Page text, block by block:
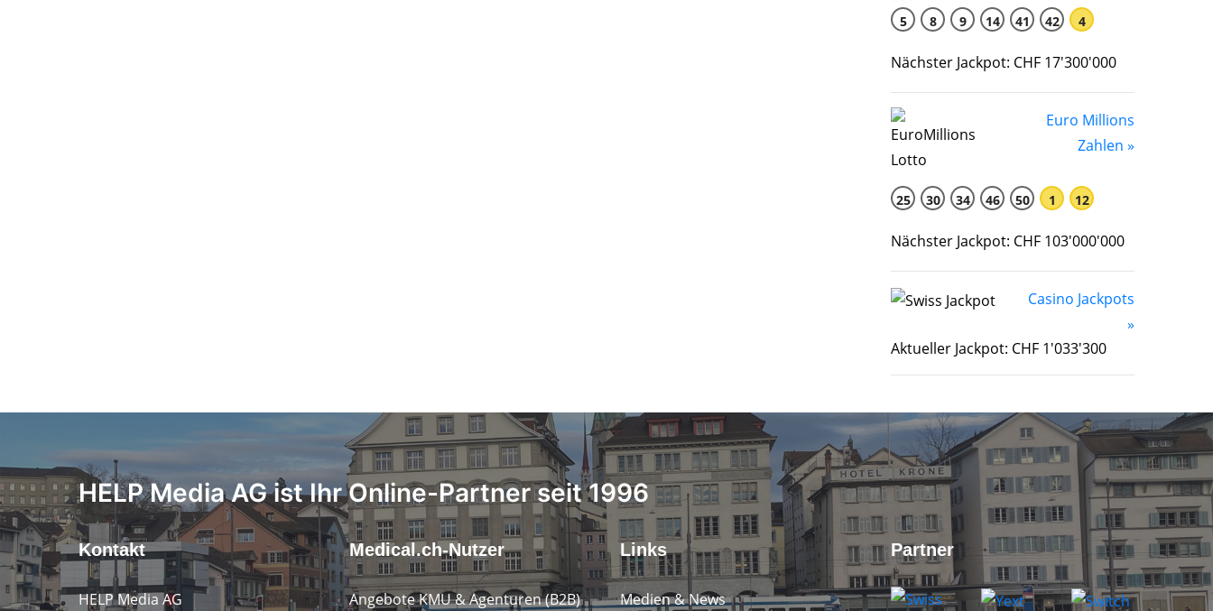
5 8 9 14 41 42 4
Nächster Jackpot: CHF 17'300'000
Euro Millions
Zahlen »
25 30 34 46 50 1 12
Nächster Jackpot: CHF 103'000'000
Casino Jackpots
»
Aktueller Jackpot: CHF 1'033'300
HELP Media AG ist Ihr Online-Partner seit 1996
Kontakt
HELP Media AG
Medical.ch-Nutzer
Angebote KMU & Agenturen (B2B)
Links
Medien & News
Partner